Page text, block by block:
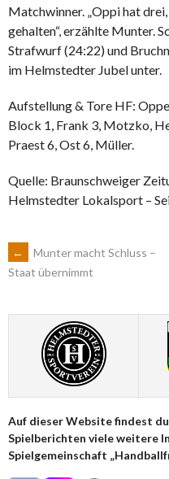
Matchwinner. „Oppi hat
gehalten“, erzählte Munter.
Strafwurf (24:22) und
im Helmstedter Jubel unter.
Aufstellung & Tore HF:
Block 1, Frank 3, Motzko,
Praest 6, Ost 6, Müller.
Quelle: Braunschweiger
Helmstedter Lokalsport –
ARTIKEL-
NAVIGATION
←
Munter macht Schluss –
Staat übernimmt
Auf dieser Website findest
Spielberichten viele weitere
Spielgemeinschaft